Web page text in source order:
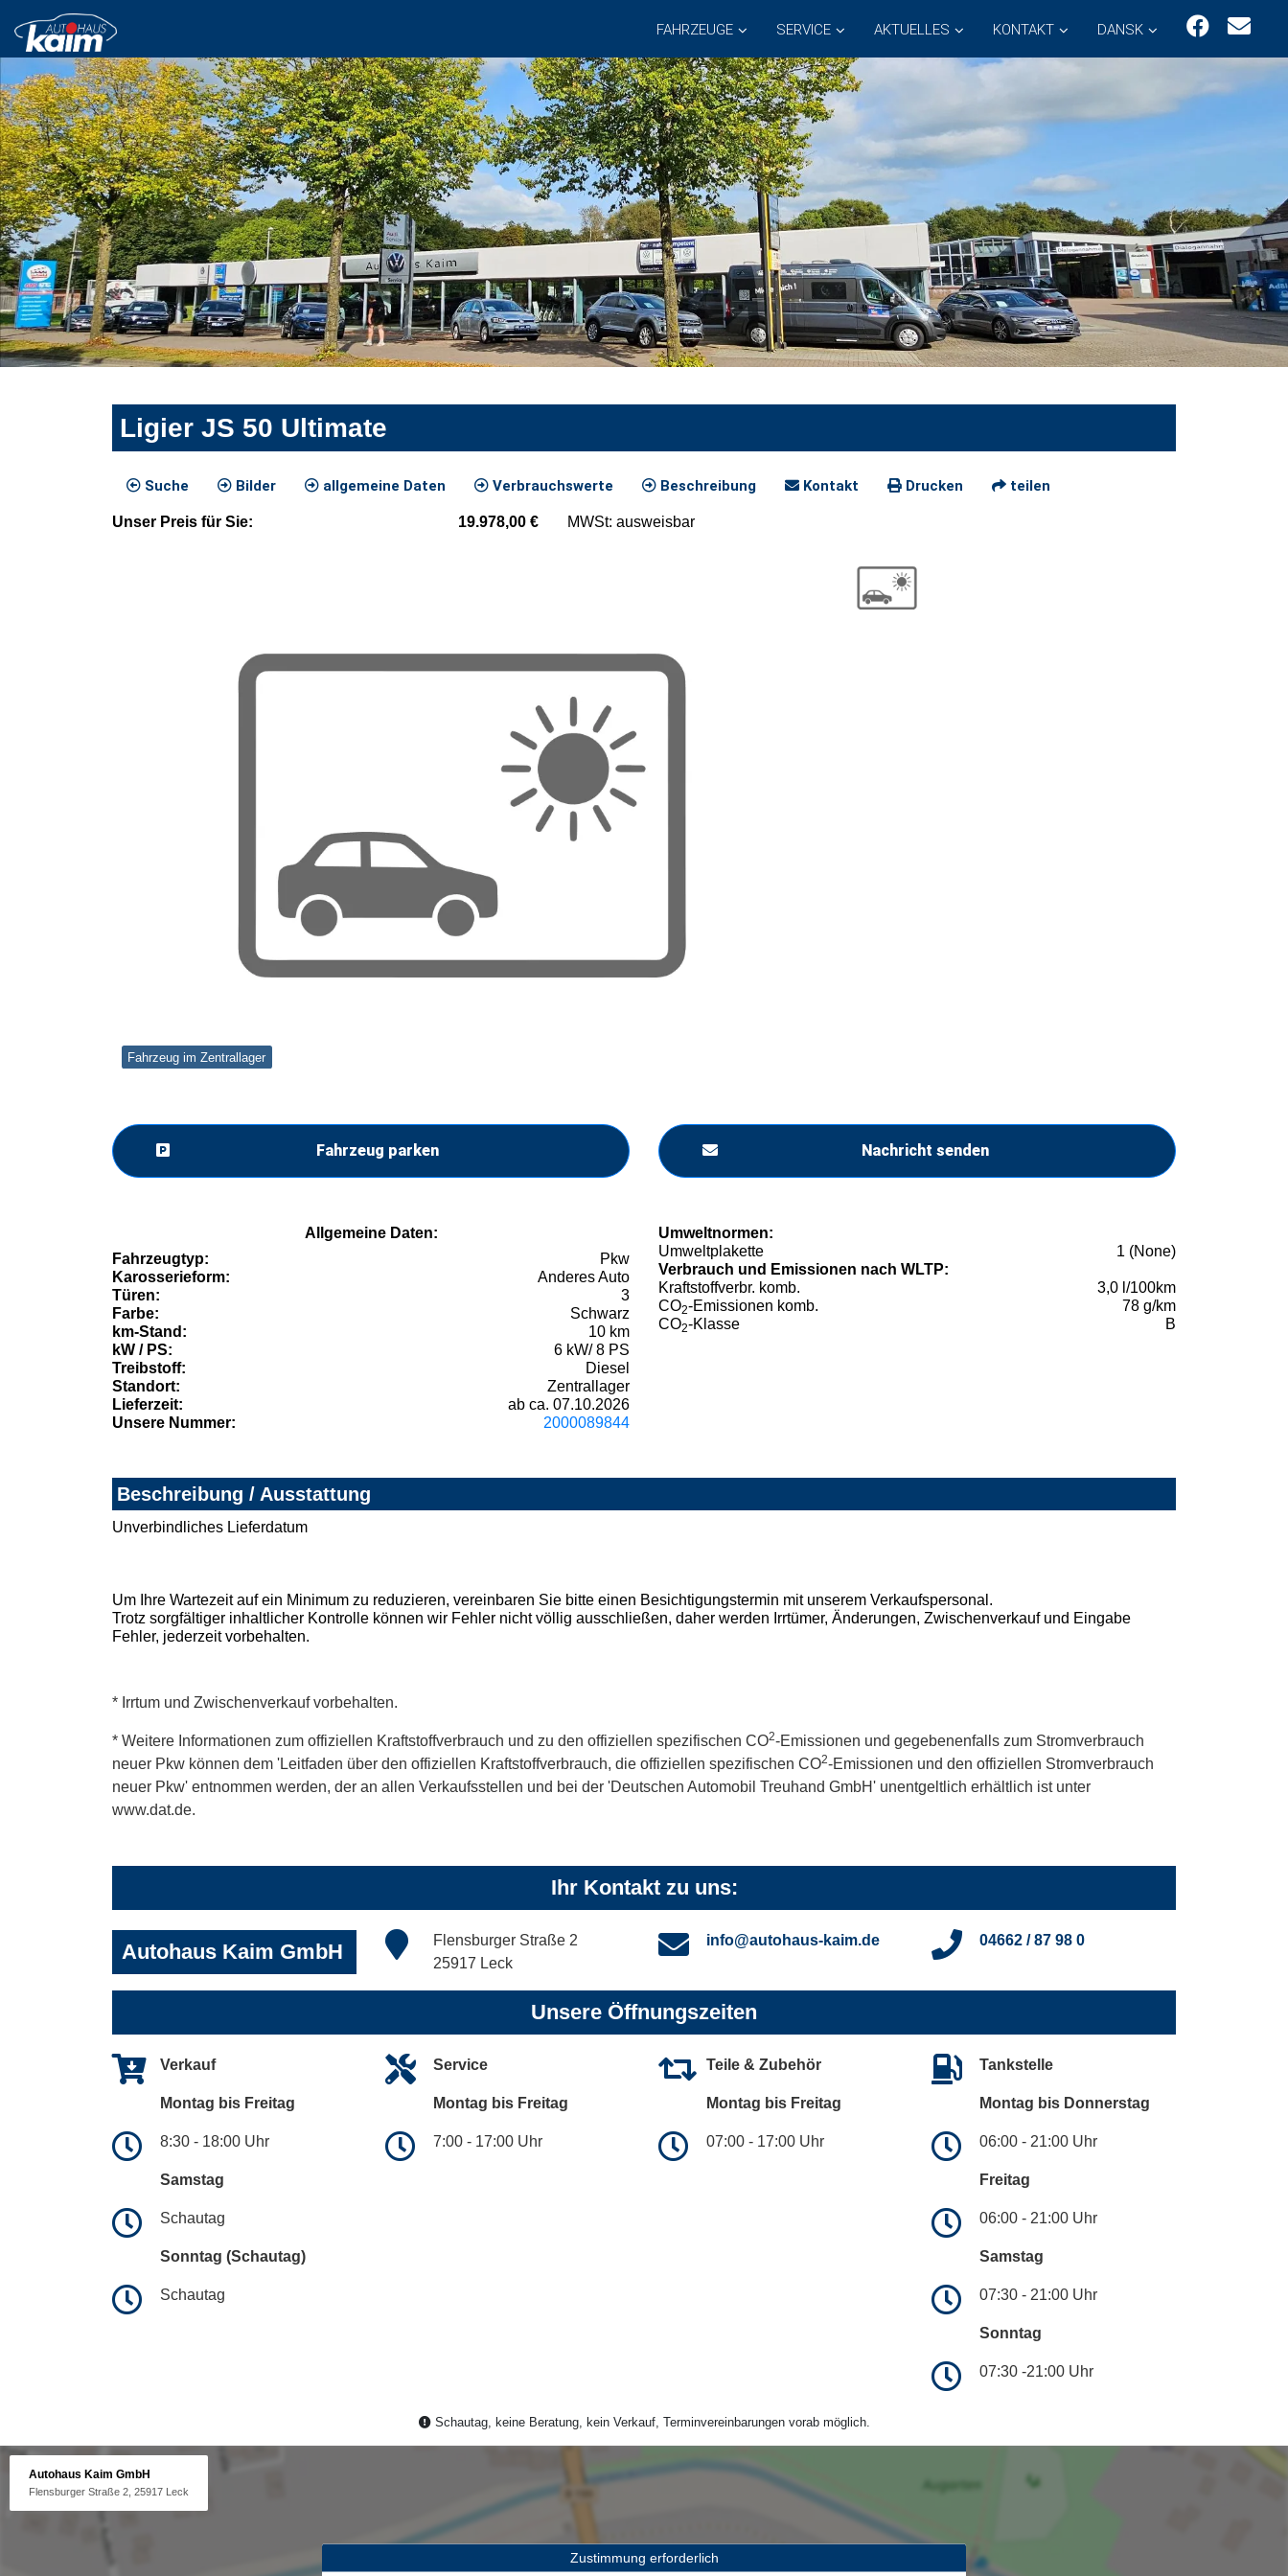
FAHRZEUGE SERVICE AKTUELLES KONTAKT DANSK
Ligier JS 50 Ultimate
Suche Bilder allgemeine Daten Verbrauchswerte Beschreibung Kontakt Drucken teilen
Unser Preis für Sie: 19.978,00 € MWSt: ausweisbar
Fahrzeug im Zentrallager
Fahrzeug parken Nachricht senden
Allgemeine Daten:
Fahrzeugtyp:
Pkw
Karosserieform:
Anderes Auto
Türen:
3
Farbe:
Schwarz
km-Stand:
10 km
kW / PS:
6 kW/ 8 PS
Treibstoff:
Diesel
Standort:
Zentrallager
Lieferzeit:
ab ca. 07.10.2026
Unsere Nummer:
2000089844
Umweltnormen:
Umweltplakette
1 (None)
Verbrauch und Emissionen nach WLTP:
Kraftstoffverbr. komb.
3,0 l/100km
CO2-Emissionen komb.
78 g/km
CO2-Klasse B
Beschreibung / Ausstattung
Unverbindliches Lieferdatum
Um Ihre Wartezeit auf ein Minimum zu reduzieren, vereinbaren Sie bitte einen Besichtigungstermin mit unserem Verkaufspersonal.
Trotz sorgfältiger inhaltlicher Kontrolle können wir Fehler nicht völlig ausschließen, daher werden Irrtümer, Änderungen, Zwischenverkauf und Eingabe
Fehler, jederzeit vorbehalten.
* Irrtum und Zwischenverkauf vorbehalten.
* Weitere Informationen zum offiziellen Kraftstoffverbrauch und zu den offiziellen spezifischen CO2-Emissionen und gegebenenfalls zum Stromverbrauch
neuer Pkw können dem 'Leitfaden über den offiziellen Kraftstoffverbrauch, die offiziellen spezifischen CO2-Emissionen und den offiziellen Stromverbrauch
neuer Pkw' entnommen werden, der an allen Verkaufsstellen und bei der 'Deutschen Automobil Treuhand GmbH' unentgeltlich erhältlich ist unter
www.dat.de.
Ihr Kontakt zu uns:
Autohaus Kaim GmbH
Flensburger Straße 2
25917 Leck
info@autohaus-kaim.de 04662 / 87 98 0
Unsere Öffnungszeiten
Verkauf
Montag bis Freitag
8:30 - 18:00 Uhr
Samstag
Schautag
Sonntag (Schautag)
Schautag
Service
Montag bis Freitag
7:00 - 17:00 Uhr
Teile & Zubehör
Montag bis Freitag
07:00 - 17:00 Uhr
Tankstelle
Montag bis Donnerstag
06:00 - 21:00 Uhr
Freitag
06:00 - 21:00 Uhr
Samstag
07:30 - 21:00 Uhr
Sonntag
07:30 -21:00 Uhr
Schautag, keine Beratung, kein Verkauf, Terminvereinbarungen vorab möglich.
Autohaus Kaim GmbH
Flensburger Straße 2, 25917 Leck
Zustimmung erforderlich